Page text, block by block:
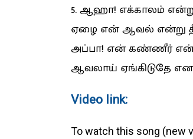
5. ஆஹா! எக்காலம்
ஏழை என் ஆவல் என்று
அப்பா! என் கண்ணீர்
ஆவலாய் ஏங்கிடுதே
Video link:
To watch this song (new